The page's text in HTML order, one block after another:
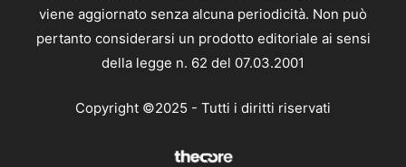
viene aggiornato senza alcuna periodicità. Non può
pertanto considerarsi un prodotto editoriale ai sensi
della legge n. 62 del 07.03.2001
Copyright ©2025 - Tutti i diritti riservati